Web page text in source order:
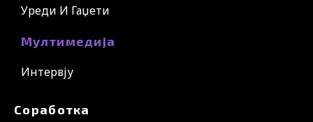
Уреди И Гаџети
Мултимедија
Интервју
Соработка